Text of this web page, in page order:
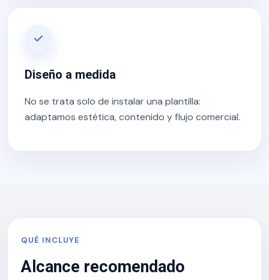
Diseño a medida
No se trata solo de instalar una plantilla:
adaptamos estética, contenido y flujo comercial.
QUÉ INCLUYE
Alcance recomendado